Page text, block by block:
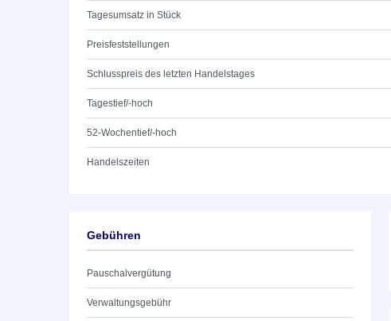
Tagesumsatz in Stück
Preisfeststellungen
Schlusspreis des letzten Handelstages
Tagestief/-hoch
52-Wochentief/-hoch
Handelszeiten
Gebühren
Pauschalvergütung
Verwaltungsgebühr